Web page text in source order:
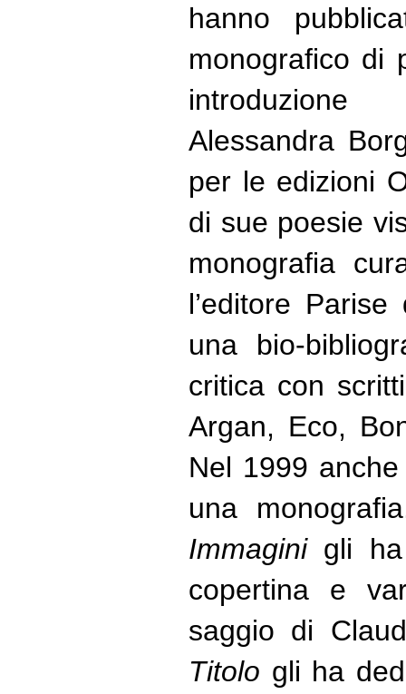
hanno
monografico di
Alessandra
per le edizioni
di sue poesie
monografia
l’editore
una bio-
critica con
Argan, Eco,
Nel 1999
una
Immagini gli
copertina e
saggio di
Titolo gli ha